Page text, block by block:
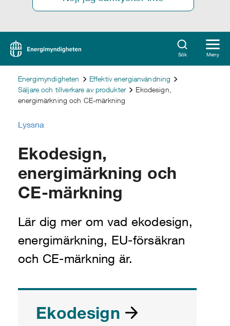
Sök Meny
Energimyndigheten
Effektiv energianvändning
Säljare och tillverkare av produkter
Ekodesign,
energimärkning och CE-märkning
Lyssna
Ekodesign,
energimärkning och
CE-märkning
Lär dig mer om vad ekodesign,
energimärkning, EU-försäkran
och CE-märkning är.
Ekodesign